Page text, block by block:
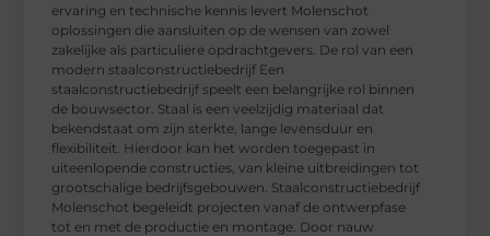
ervaring en technische kennis levert Molenschot
oplossingen die aansluiten op de wensen van zowel
zakelijke als particuliere opdrachtgevers. De rol van een
modern staalconstructiebedrijf Een
staalconstructiebedrijf speelt een belangrijke rol binnen
de bouwsector. Staal is een veelzijdig materiaal dat
bekendstaat om zijn sterkte, lange levensduur en
flexibiliteit. Hierdoor kan het worden toegepast in
uiteenlopende constructies, van kleine uitbreidingen tot
grootschalige bedrijfsgebouwen. Staalconstructiebedrijf
Molenschot begeleidt projecten vanaf de ontwerpfase
tot en met de productie en montage. Door nauw